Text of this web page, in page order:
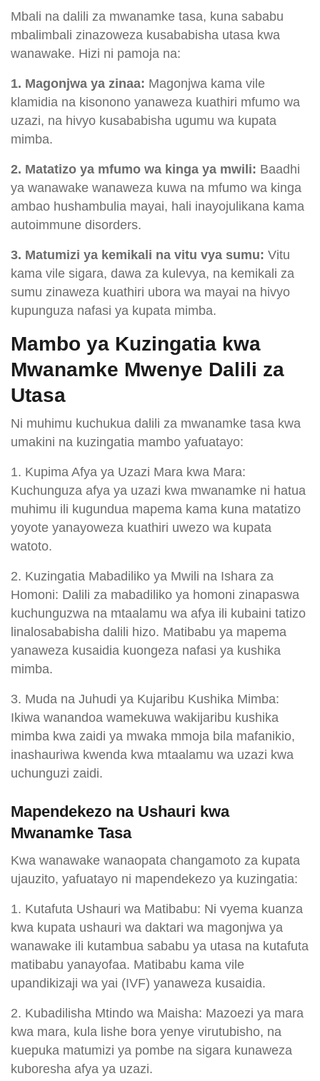
Mbali na dalili za mwanamke tasa, kuna sababu
mbalimbali zinazoweza kusababisha utasa kwa
wanawake. Hizi ni pamoja na:
1. Magonjwa ya zinaa: Magonjwa kama vile
klamidia na kisonono yanaweza kuathiri mfumo wa
uzazi, na hivyo kusababisha ugumu wa kupata
mimba.
2. Matatizo ya mfumo wa kinga ya mwili: Baadhi
ya wanawake wanaweza kuwa na mfumo wa kinga
ambao hushambulia mayai, hali inayojulikana kama
autoimmune disorders.
3. Matumizi ya kemikali na vitu vya sumu: Vitu
kama vile sigara, dawa za kulevya, na kemikali za
sumu zinaweza kuathiri ubora wa mayai na hivyo
kupunguza nafasi ya kupata mimba.
Mambo ya Kuzingatia kwa
Mwanamke Mwenye Dalili za
Utasa
Ni muhimu kuchukua dalili za mwanamke tasa kwa
umakini na kuzingatia mambo yafuatayo:
1. Kupima Afya ya Uzazi Mara kwa Mara:
Kuchunguza afya ya uzazi kwa mwanamke ni hatua
muhimu ili kugundua mapema kama kuna matatizo
yoyote yanayoweza kuathiri uwezo wa kupata
watoto.
2. Kuzingatia Mabadiliko ya Mwili na Ishara za
Homoni: Dalili za mabadiliko ya homoni zinapaswa
kuchunguzwa na mtaalamu wa afya ili kubaini tatizo
linalosababisha dalili hizo. Matibabu ya mapema
yanaweza kusaidia kuongeza nafasi ya kushika
mimba.
3. Muda na Juhudi ya Kujaribu Kushika Mimba:
Ikiwa wanandoa wamekuwa wakijaribu kushika
mimba kwa zaidi ya mwaka mmoja bila mafanikio,
inashauriwa kwenda kwa mtaalamu wa uzazi kwa
uchunguzi zaidi.
Mapendekezo na Ushauri kwa
Mwanamke Tasa
Kwa wanawake wanaopata changamoto za kupata
ujauzito, yafuatayo ni mapendekezo ya kuzingatia:
1. Kutafuta Ushauri wa Matibabu: Ni vyema kuanza
kwa kupata ushauri wa daktari wa magonjwa ya
wanawake ili kutambua sababu ya utasa na kutafuta
matibabu yanayofaa. Matibabu kama vile
upandikizaji wa yai (IVF) yanaweza kusaidia.
2. Kubadilisha Mtindo wa Maisha: Mazoezi ya mara
kwa mara, kula lishe bora yenye virutubisho, na
kuepuka matumizi ya pombe na sigara kunaweza
kuboresha afya ya uzazi.